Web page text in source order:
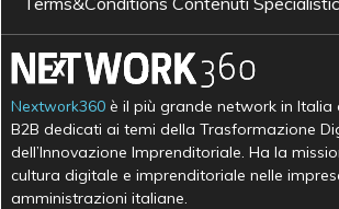
Nextwork360 è il più grande network in
B2B dedicati ai temi della Trasformazione
dell’Innovazione Imprenditoriale. Ha la
cultura digitale e imprenditoriale nelle
amministrazioni italiane.